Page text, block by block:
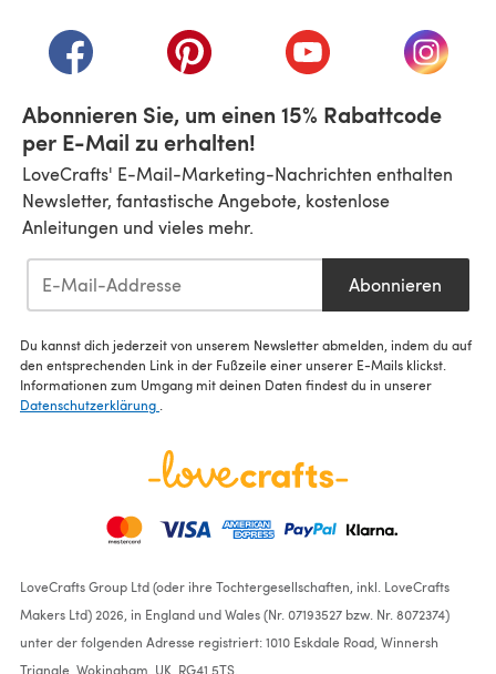
(öffnet sich in einem neuen Tab)
(öffnet sich in einem neuen Tab)
(öffnet sich in einem
(öffnet
Abonnieren Sie, um einen 15% Rabattcode
per E-Mail zu erhalten!
LoveCrafts' E-Mail-Marketing-Nachrichten enthalten
Newsletter, fantastische Angebote, kostenlose
Anleitungen und vieles mehr.
Abonnieren
Du kannst dich jederzeit von unserem Newsletter abmelden, indem du auf
den entsprechenden Link in der Fußzeile einer unserer E-Mails klickst.
Informationen zum Umgang mit deinen Daten findest du in unserer
Datenschutzerklärung
LoveCrafts Group Ltd (oder ihre Tochtergesellschaften, inkl. LoveCrafts
Makers Ltd) 2026, in England und Wales (Nr. 07193527 bzw. Nr. 8072374)
unter der folgenden Adresse registriert: 1010 Eskdale Road, Winnersh
Triangle, Wokingham, UK, RG41 5TS.